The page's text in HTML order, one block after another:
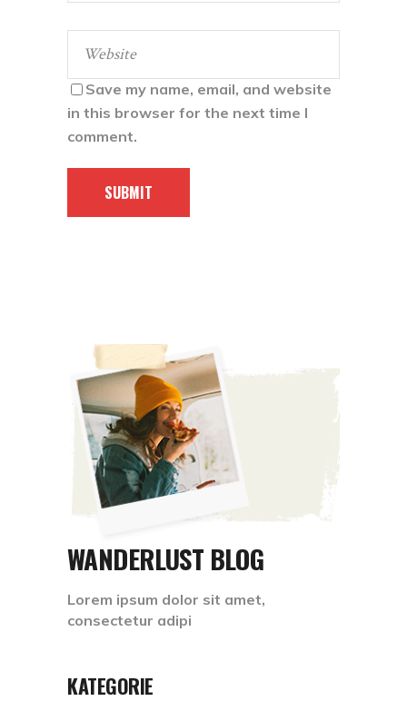
Save my name, email, and website
in this browser for the next time I
comment.
SUBMIT
WANDERLUST BLOG
Lorem ipsum dolor sit amet,
consectetur adipi
KATEGORIE